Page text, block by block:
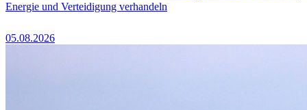
Energie und Verteidigung verhandeln
05.08.2026